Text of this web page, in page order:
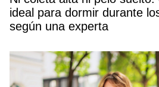
ideal para dormir durante
según una experta